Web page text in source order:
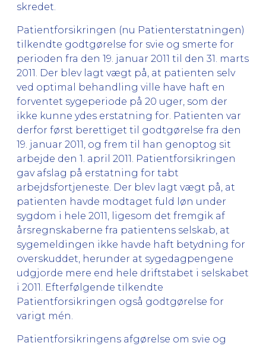
skredet.
Patientforsikringen (nu Patienterstatningen)
tilkendte godtgørelse for svie og smerte for
perioden fra den 19. januar 2011 til den 31. marts
2011. Der blev lagt vægt på, at patienten selv
ved optimal behandling ville have haft en
forventet sygeperiode på 20 uger, som der
ikke kunne ydes erstatning for. Patienten var
derfor først berettiget til godtgørelse fra den
19. januar 2011, og frem til han genoptog sit
arbejde den 1. april 2011. Patientforsikringen
gav afslag på erstatning for tabt
arbejdsfortjeneste. Der blev lagt vægt på, at
patienten havde modtaget fuld løn under
sygdom i hele 2011, ligesom det fremgik af
årsregnskaberne fra patientens selskab, at
sygemeldingen ikke havde haft betydning for
overskuddet, herunder at sygedagpengene
udgjorde mere end hele driftstabet i selskabet
i 2011. Efterfølgende tilkendte
Patientforsikringen også godtgørelse for
varigt mén.
Patientforsikringens afgørelse om svie og